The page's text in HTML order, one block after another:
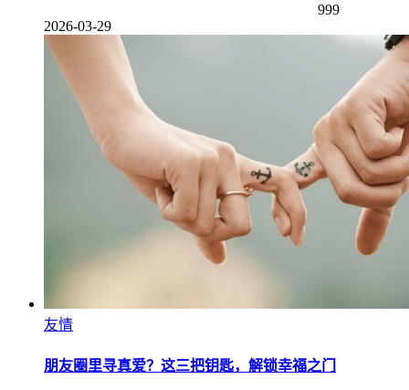
999
2026-03-29
友情
朋友圈里寻真爱？这三把钥匙，解锁幸福之门